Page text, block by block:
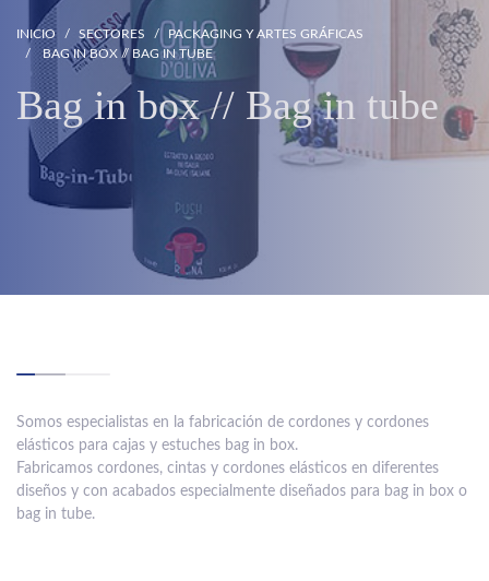
INICIO SECTORES
PACKAGING Y ARTES GRÁFICAS
BAG IN BOX // BAG IN TUBE
Bag in box // Bag in tube
Somos especialistas en la fabricación de cordones y cordones
elásticos para cajas y estuches bag in box.
Fabricamos cordones, cintas y cordones elásticos en diferentes
diseños y con acabados especialmente diseñados para bag in box o
bag in tube.